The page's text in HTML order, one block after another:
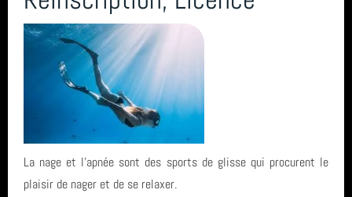
La nage et l'apnée sont des sports de glisse qui procurent le
plaisir de nager et de se relaxer.